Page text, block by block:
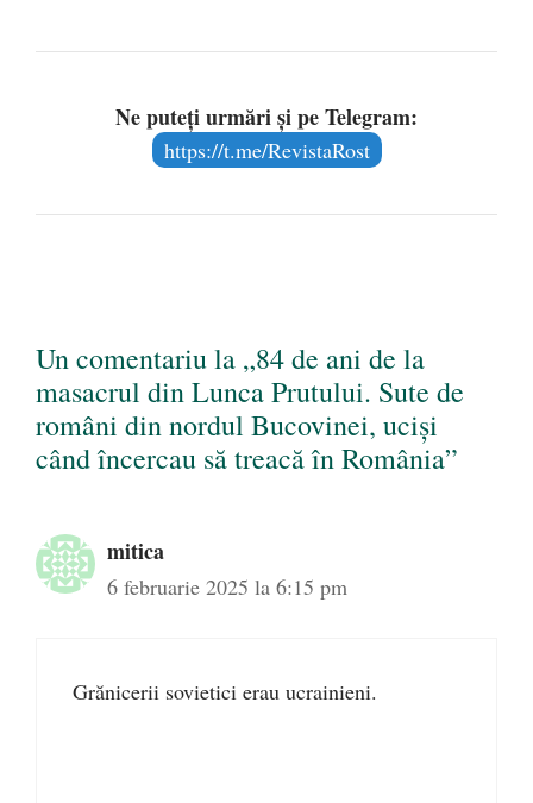
Ne puteți urmări și pe Telegram:
https://t.me/RevistaRost
Un comentariu la „84 de ani de la
masacrul din Lunca Prutului. Sute de
români din nordul Bucovinei, uciși
când încercau să treacă în România”
mitica
6 februarie 2025 la 6:15 pm
Grănicerii sovietici erau ucrainieni.